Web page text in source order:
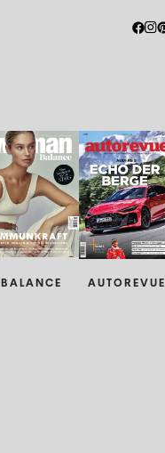
BALANCE AUTOREVUE